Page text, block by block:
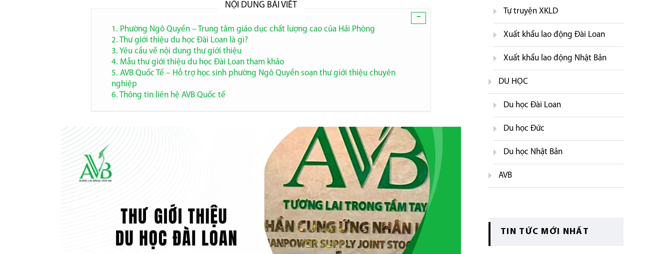
-
NỘI DUNG BÀI VIẾT
1. Phường Ngô Quyền – Trung tâm giáo dục chất lượng cao của Hải Phòng
2. Thư giới thiệu du học Đài Loan là gì?
3. Yêu cầu về nội dung thư giới thiệu
4. Mẫu thư giới thiệu du học Đài Loan tham khảo
5. AVB Quốc Tế – Hỗ trợ học sinh phường Ngô Quyền soạn thư giới thiệu chuyên
nghiệp
6. Thông tin liên hệ AVB Quốc tế
Tự truyện XKLD
Xuất khẩu lao động Đài Loan
Xuất khẩu lao động Nhật Bản
DU HỌC
Du học Đài Loan
Du học Đức
Du học Nhật Bản
AVB
TIN TỨC MỚI NHẤT